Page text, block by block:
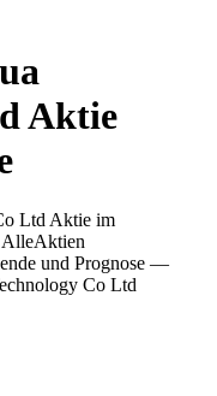
Aktie
Ltd Aktie im
AlleAktien
und Prognose —
Co Ltd